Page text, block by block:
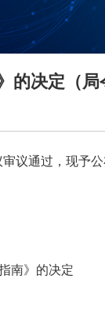
决定（局
议通过，现予公
南》的决定